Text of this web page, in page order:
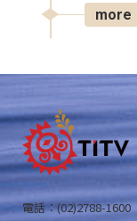
more
電話：(02)2788-1600